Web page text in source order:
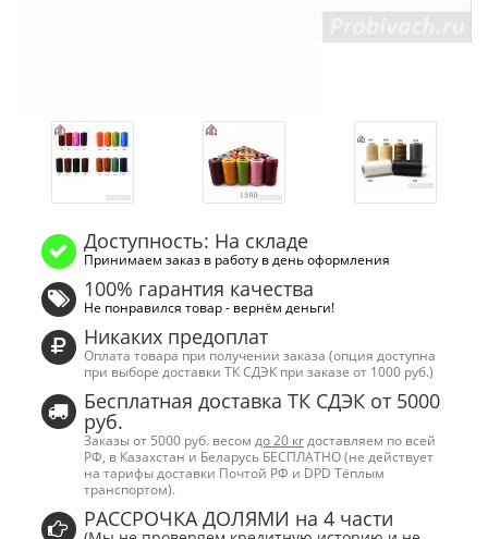
Доступность: На складе
Принимаем заказ в работу в день оформления
100% гарантия качества
Не понравился товар - вернём деньги!
Никаких предоплат
Оплата товара при получении заказа (опция доступна
при выборе доставки ТК СДЭК при заказе от 1000 руб.)
Бесплатная доставка ТК СДЭК от 5000
руб.
Заказы от 5000 руб. весом до 20 кг доставляем по всей
РФ, в Казахстан и Беларусь БЕСПЛАТНО (не действует
на тарифы доставки Почтой РФ и DPD Тёплым
транспортом).
РАССРОЧКА ДОЛЯМИ на 4 части